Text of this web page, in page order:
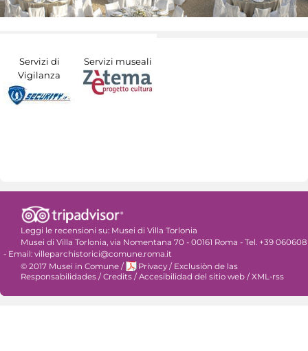
Servizi di
Vigilanza
Servizi museali
Leggi le recensioni su: Musei di Villa Torlonia
Musei di Villa Torlonia, via Nomentana 70 - 00161 Roma - Tel. +39 060608
- Email: villeparchistorici@comune.roma.it
© 2017 Musei in Comune / Privacy / Exclusiòn de las
Responsabilidades / Credits / Accesibilidad del sitio web / XML-rss